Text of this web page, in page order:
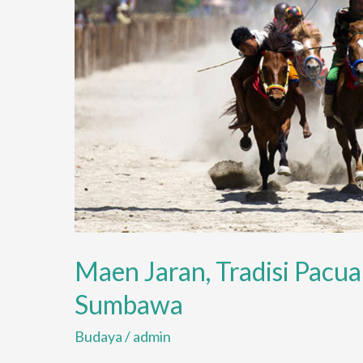
Maen Jaran, Tradisi
Sumbawa
Budaya/admin